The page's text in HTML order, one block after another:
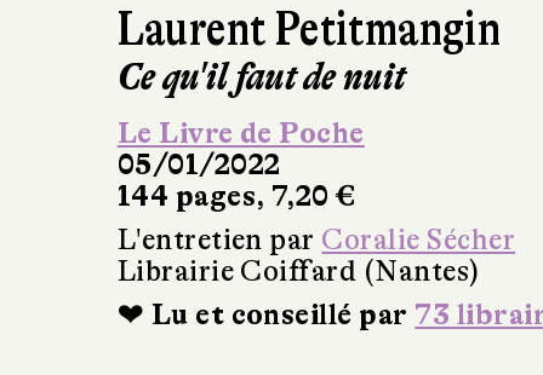
Laurent Petitmangin
Ce qu'il faut de nuit
Le Livre de Poche
05/01/2022
144 pages, 7,20 €
L'entretien par Coralie Sécher
Librairie Coiffard (Nantes)
❤ Lu et conseillé par 73